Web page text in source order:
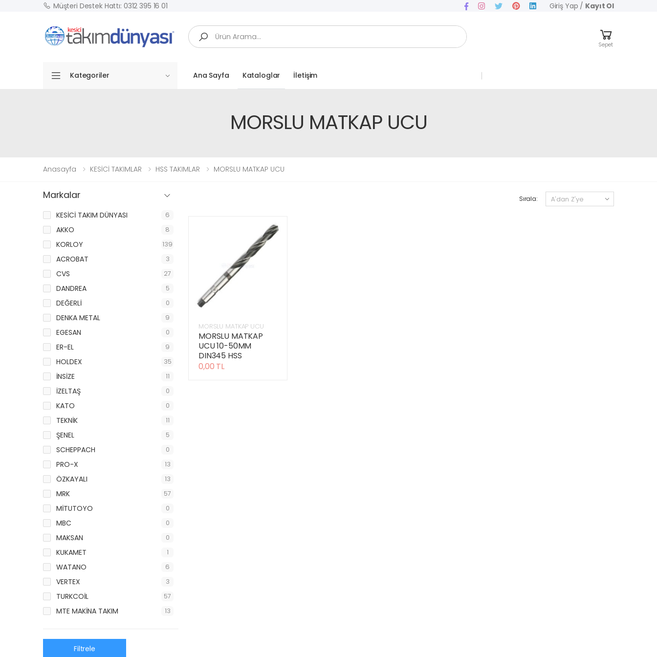
Müşteri Destek Hattı: 0312 395 16 01 Giriş Yap / Kayıt Ol
Arama
Sepet
Kategoriler Ana Sayfa Kataloglar İletişim
MORSLU MATKAP UCU
Anasayfa KESİCİ TAKIMLAR HSS TAKIMLAR MORSLU MATKAP UCU
Sırala:
MORSLU MATKAP UCU
MORSLU MATKAP
UCU 10-50MM
DIN345 HSS
0,00 TL
Markalar
KESİCİ TAKIM DÜNYASI 6
AKKO 8
KORLOY 139
ACROBAT 3
CVS 27
DANDREA 5
DEĞERLİ 0
DENKA METAL 9
EGESAN 0
ER-EL 9
HOLDEX 35
İNSİZE 11
İZELTAŞ 0
KATO 0
TEKNİK 11
ŞENEL 5
SCHEPPACH 0
PRO-X 13
ÖZKAYALI 13
MRK 57
MİTUTOYO 0
MBC 0
MAKSAN 0
KUKAMET 1
WATANO 6
VERTEX 3
TURKCOİL 57
MTE MAKİNA TAKIM 13
Filtrele